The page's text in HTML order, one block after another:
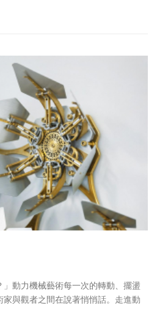
獲得此最高藝術教學榮譽。東海校
」動力機械藝術每一次的轉動、擺盪
與觀者之間在說著悄悄話。走進動
、動力科技與藝術碰撞，背後的趣